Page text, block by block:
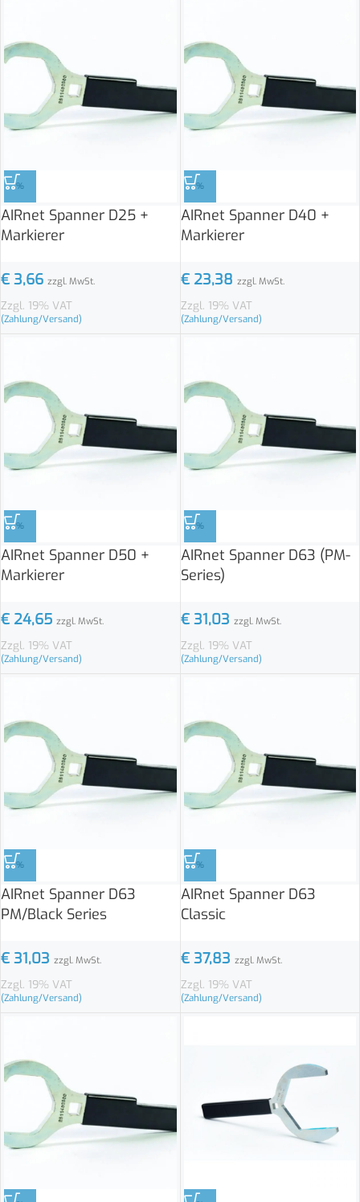
%
AIRnet Spanner D25 +
Markierer
€ 3,66 zzgl. MwSt.
Zzgl. 19% VAT
(Zahlung/Versand)
%
AIRnet Spanner D40 +
Markierer
€23,38 zzgl. MwSt.
Zzgl. 19% VAT
(Zahlung/Versand)
%
AIRnet Spanner D50 +
Markierer
€ 24,65 zzgl. MwSt.
Zzgl. 19% VAT
(Zahlung/Versand)
%
AIRnet Spanner D63 (PM-
Series)
€31,03 zzgl. MwSt.
Zzgl. 19% VAT
(Zahlung/Versand)
%
AIRnet Spanner D63
PM/Black Series
€ 31,03 zzgl. MwSt.
Zzgl. 19% VAT
(Zahlung/Versand)
%
AIRnet Spanner D63
Classic
€37,83 zzgl. MwSt.
Zzgl. 19% VAT
(Zahlung/Versand)